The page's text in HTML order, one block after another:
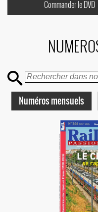
Commander le DVD
Numéros mensuels